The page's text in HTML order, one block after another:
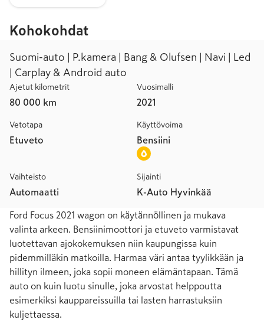
Kohokohdat
Suomi-auto | P.kamera | Bang & Olufsen | Navi | Led
| Carplay & Android auto
Ajetut kilometrit
80 000 km
Vuosimalli
2021
Vetotapa
Etuveto
Käyttövoima
Bensiini
Vaihteisto
Automaatti
Sijainti
K-Auto Hyvinkää
Ford Focus 2021 wagon on käytännöllinen ja mukava
valinta arkeen. Bensiinimoottori ja etuveto varmistavat
luotettavan ajokokemuksen niin kaupungissa kuin
pidemmilläkin matkoilla. Harmaa väri antaa tyylikkään ja
hillityn ilmeen, joka sopii moneen elämäntapaan. Tämä
auto on kuin luotu sinulle, joka arvostat helppoutta
esimerkiksi kauppareissuilla tai lasten harrastuksiin
kuljettaessa.